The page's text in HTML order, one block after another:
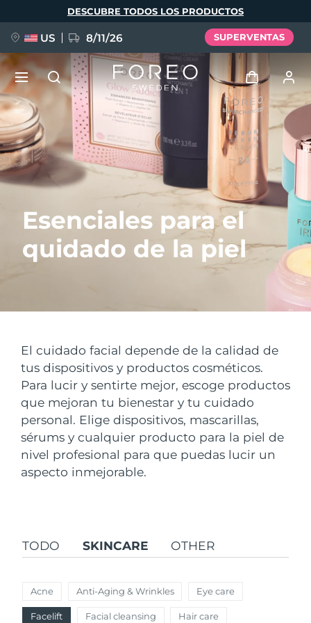
Esenciales para el
quidado de la piel
El cuidado facial depende de la calidad de
tus dispositivos y productos cosméticos.
Para lucir y sentirte mejor, escoge productos
que mejoran tu bienestar y tu cuidado
personal. Elige dispositivos, mascarillas,
sérums y cualquier producto para la piel de
nivel profesional para que puedas lucir un
aspecto inmejorable.
TODO SKINCARE OTHER
Acne Anti-Aging & Wrinkles Eye care
Facelift Facial cleansing Hair care
DESCUBRE TODOS LOS PRODUCTOS
US 8/11/26 SUPERVENTAS
Iniciar sesión
Perfil de usuario
Mis dispositivos
Mis pedidos
Mis direcciones
Mis suscripciones
NUEVO
FAQ™ Pure Beauty-Tech Elixir
BREAKING NEWS
FAQ™ Dual LED Panel
POPULAR
Idioma
English
Español
Français
Italiano
Português
Svenska
Русский
Türkçe
繁體中文
País de envío
Estados Unidos Entrega prevista8/11/26
Reino Unido Entrega prevista8/10/26
España Entrega prevista8/10/26
Australia Entrega prevista8/13/26
Canadá Entrega prevista
Australia Entrega prevista